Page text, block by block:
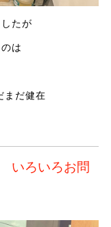
たが
は
まだ健在
いろいろお問